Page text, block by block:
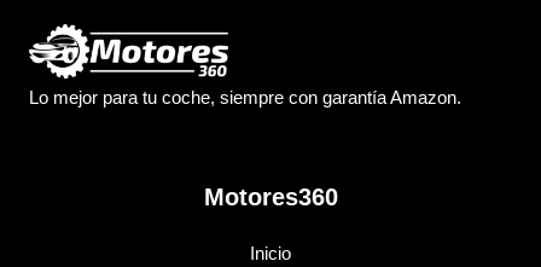
Lo mejor para tu coche, siempre con garantía Amazon.
Motores360
Inicio